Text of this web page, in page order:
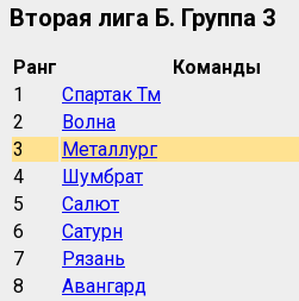
Вторая лига Б. Группа 3
Ранг Команды
1
Спартак Тм
2
Волна
3
Металлург
4
Шумбрат
5
Салют
6
Сатурн
7
Рязань
8
Авангард